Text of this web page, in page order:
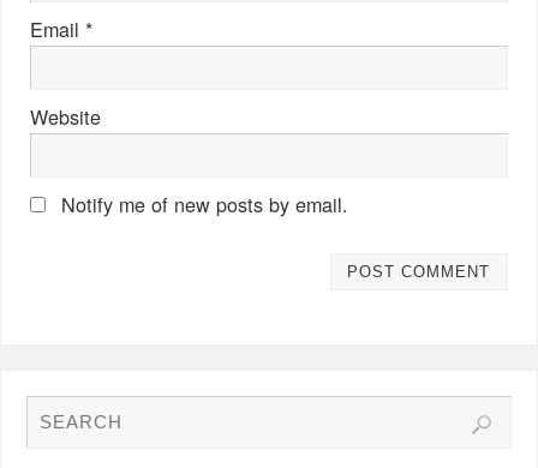
Email*
Website
Notify me of new posts by email.